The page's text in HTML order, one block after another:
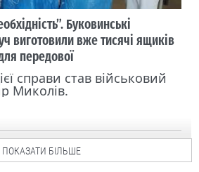
Буковинські
виготовили вже тисячі ящиків
передової
справи став військовий
Миколів.
ПОКАЗАТИ БІЛЬШЕ